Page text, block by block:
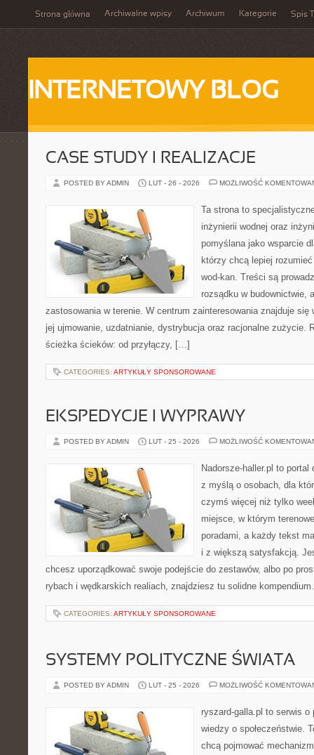
Strona główna Archiwalne wpisy Archiwum Kategorie Spis
INTERNETOWY BLOG
CASE STUDY I REALIZACJE
POSTED BY ADMIN LUT - 26 - 2026 MOŻLIWOŚĆ
Ta strona to
inżynierii wodnej oraz
pomyślana jako wsparcie
którzy chcą lepiej
wod-kan. Treści są
rozsądku w budownictwie,
zastosowania w terenie. W centrum zainteresowania znajduje się
jej ujmowanie, uzdatnianie, dystrybucja oraz racjonalne zużycie.
ścieżka ścieków: od przyłączy, […]
CATEGORIES: ARTYKUŁY SPONSOROWANE
EKSPEDYCJE I WYPRAWY
POSTED BY ADMIN LUT - 25 - 2026 MOŻLIWOŚĆ
Nadorsze-haller.pl to portal
z myślą o osobach, dla
czymś więcej niż tylko
miejsce, w którym
poradami, a każdy tekst
i z większą satysfakcją.
chcesz uporządkować swoje podejście do zestawów, albo po
rybach i wędkarskich realiach, znajdziesz tu solidne
CATEGORIES: ARTYKUŁY SPONSOROWANE
SYSTEMY POLITYCZNE ŚWIATA
POSTED BY ADMIN LUT - 25 - 2026 MOŻLIWOŚĆ
ryszard-galla.pl to serwis
wiedzy o społeczeństwie.
chcą pojmować